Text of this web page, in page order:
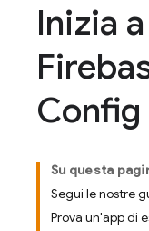
Inizia
Config
Su questa
Segui le nostre
Prova un'app di